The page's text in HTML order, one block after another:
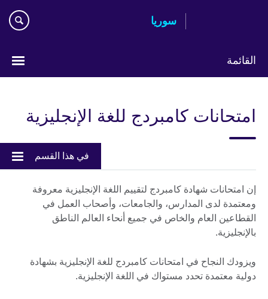
سوريا
القائمة
language
امتحانات كامبردج للغة الإنجليزية
في هذا القسم
إن امتحانات شهادة كامبردج لتقييم اللغة الإنجليزية معروفة
ومعتمدة لدى المدارس، والجامعات، وأصحاب العمل في
القطاعين العام والخاص في جميع أنحاء العالم الناطق
بالإنجليزية.
ويزودك النجاح في امتحانات كامبردج للغة الإنجليزية بشهادة
دولية معتمدة تحدد مستواك في اللغة الإنجليزية.